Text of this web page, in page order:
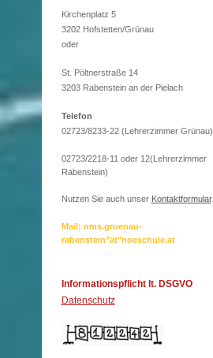
Kirchenplatz 5
3202 Hofstetten/Grünau
oder
St. Pöltnerstraße 14
3203 Rabenstein an der Pielach
Telefon
02723/8233-22 (Lehrerzimmer Grünau)
02723/2218-11 oder 12(Lehrerzimmer
Rabenstein)
Nutzen Sie auch unser Kontaktformular.
Mail: nms.gruenau-
rabenstein"at"noeschule.at
Informationspflicht lt. DSGVO
Datenschutz